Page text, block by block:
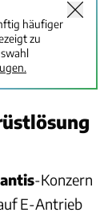
häufiger
zu
-Konzern
E-Antrieb